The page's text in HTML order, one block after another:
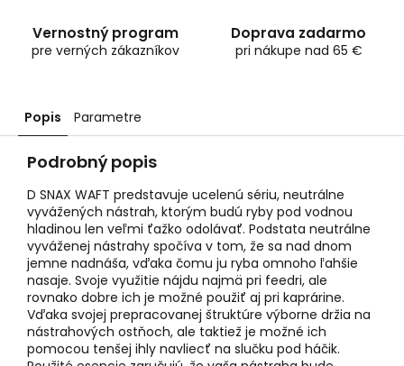
Vernostný program
pre verných zákazníkov
Doprava zadarmo
pri nákupe nad 65 €
Popis Parametre
Podrobný popis
D SNAX WAFT predstavuje ucelenú sériu, neutrálne
vyvážených nástrah, ktorým budú ryby pod vodnou
hladinou len veľmi ťažko odolávať. Podstata neutrálne
vyváženej nástrahy spočíva v tom, že sa nad dnom
jemne nadnáša, vďaka čomu ju ryba omnoho ľahšie
nasaje. Svoje využitie nájdu najmä pri feedri, ale
rovnako dobre ich je možné použiť aj pri kaprárine.
Vďaka svojej prepracovanej štruktúre výborne držia na
nástrahových ostňoch, ale taktiež je možné ich
pomocou tenšej ihly navliecť na slučku pod háčik.